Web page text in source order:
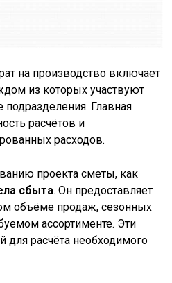
на производство включает
из которых участвуют
Главная
расчётов и
расходов.
проекта сметы, как
сбыта. Он предоставляет
объёме продаж, сезонных
ассортименте. Эти
для расчёта необходимого